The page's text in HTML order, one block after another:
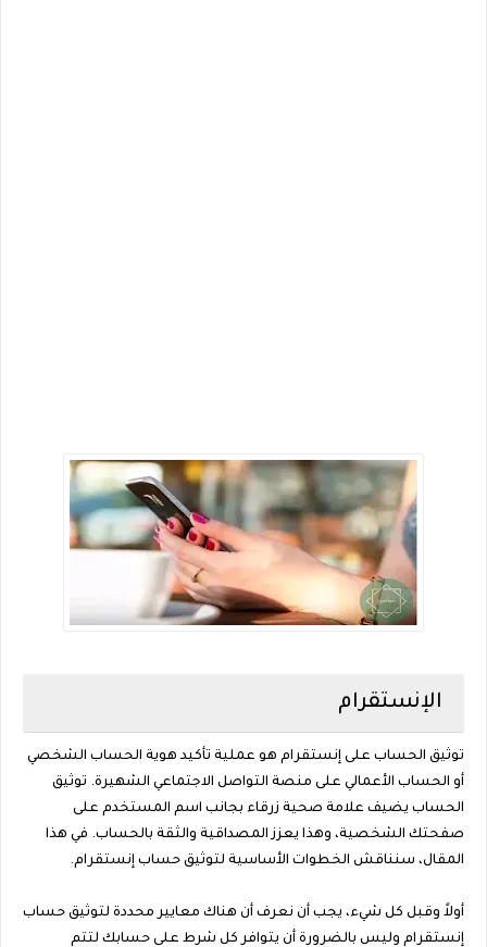
الإنستقرام
توثيق الحساب على إنستقرام هو عملية تأكيد هوية الحساب الشخصي
أو الحساب الأعمالي على منصة التواصل الاجتماعي الشهيرة. توثيق
الحساب يضيف علامة صحية زرقاء بجانب اسم المستخدم على
صفحتك الشخصية، وهذا يعزز المصداقية والثقة بالحساب. في هذا
المقال، سنناقش الخطوات الأساسية لتوثيق حساب إنستقرام.
أولاً وقبل كل شيء، يجب أن نعرف أن هناك معايير محددة لتوثيق حساب
إنستقرام وليس بالضرورة أن يتوافر كل شرط على حسابك لتتم